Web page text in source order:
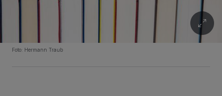
Foto: Hermann Traub